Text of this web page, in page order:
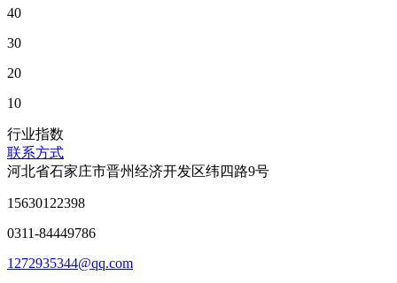
40
30
20
10
行业指数
联系方式
河北省石家庄市晋州经济开发区纬四路9号
15630122398
0311-84449786
1272935344@qq.com